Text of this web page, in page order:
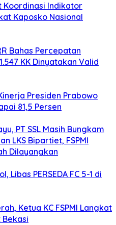
Koordinasi Indikator
Kaposko Nasional
Bahas Percepatan
KK Dinyatakan Valid
Presiden Prabowo
81,5 Persen
PT SSL Masih Bungkam
LKS Bipartiet, FSPMI
Dilayangkan
Libas PERSEDA FC 5-1 di
Ketua KC FSPMI Langkat